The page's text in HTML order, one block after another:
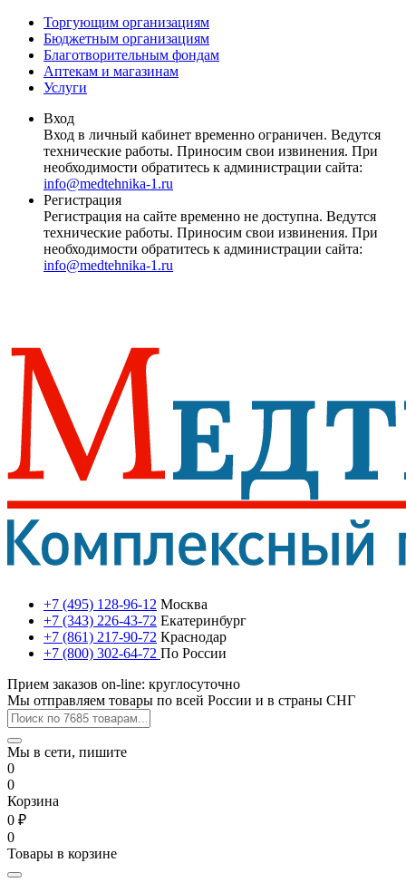
Торгующим организациям
Бюджетным организациям
Благотворительным фондам
Аптекам и магазинам
Услуги
Вход
Вход в личный кабинет временно ограничен. Ведутся
технические работы. Приносим свои извинения. При
необходимости обратитесь к администрации сайта:
info@medtehnika-1.ru
Регистрация
Регистрация на сайте временно не доступна. Ведутся
технические работы. Приносим свои извинения. При
необходимости обратитесь к администрации сайта:
info@medtehnika-1.ru
+7 (495) 128-96-12 Москва
+7 (343) 226-43-72 Екатеринбург
+7 (861) 217-90-72 Краснодар
+7 (800) 302-64-72 По России
Прием заказов on-line: круглосуточно
Мы отправляем товары по всей России и в страны СНГ
Мы в сети, пишите
0
0
Корзина
0 ₽
0
Товары в корзине